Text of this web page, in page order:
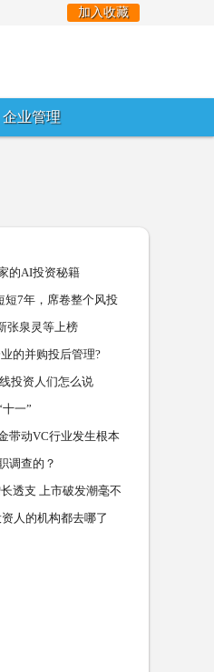
加入收藏
企业管理
的AI投资秘籍
短7年，席卷整个风投
张泉灵等上榜
的并购投后管理?
投资人们怎么说
一”
带动VC行业发生根本
调查的？
透支 上市破发潮毫不
人的机构都去哪了